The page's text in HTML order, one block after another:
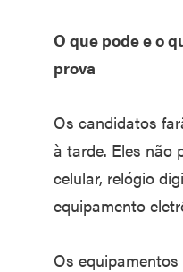
O que pode e o
prova
Os candidatos
à tarde. Eles não
celular, relógio
equipamento
Os